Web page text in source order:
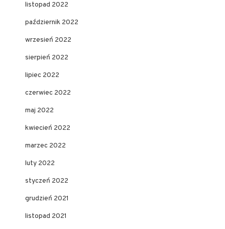
listopad 2022
październik 2022
wrzesień 2022
sierpień 2022
lipiec 2022
czerwiec 2022
maj 2022
kwiecień 2022
marzec 2022
luty 2022
styczeń 2022
grudzień 2021
listopad 2021